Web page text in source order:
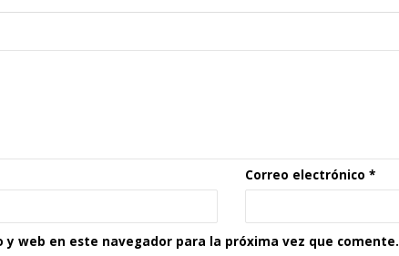
Correo electrónico *
web en este navegador para la próxima vez que comente.